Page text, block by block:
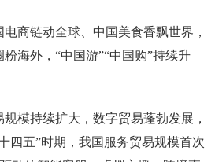
商链动全球、中国美食香飘世界，
海外，“中国游”“中国购”持续升
模持续扩大，数字贸易蓬勃发展，
四五”时期，我国服务贸易规模首次